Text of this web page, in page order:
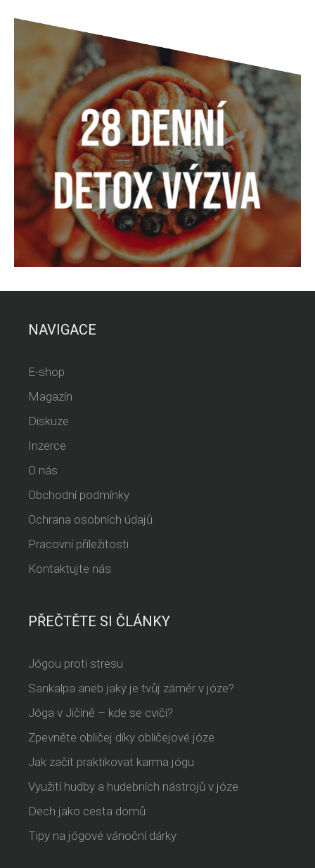
NAVIGACE
E-shop
Magazín
Diskuze
Inzerce
O nás
Obchodní podmínky
Ochrana osobních údajů
Pracovní příležitosti
Kontaktujte nás
PŘEČTĚTE SI ČLÁNKY
Jógou proti stresu
Sankalpa aneb jaký je tvůj záměr v józe?
Jóga v Jičíně – kde se cvičí?
Zpevněte obličej díky obličejové józe
Jak začít praktikovat karma jógu
Využití hudby a hudebních nástrojů v józe
Dech jako cesta domů
Tipy na jógové vánoční dárky